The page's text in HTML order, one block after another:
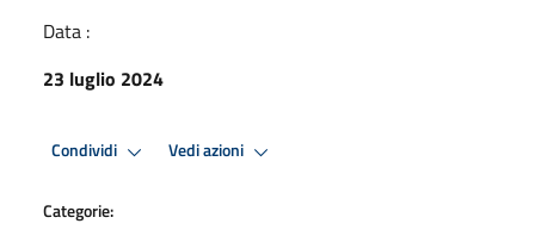
Data :
23 luglio 2024
Condividi Vedi azioni
Categorie: